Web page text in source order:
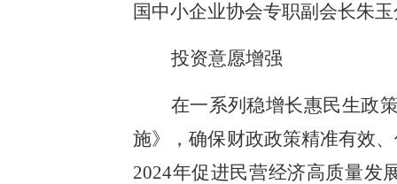
国中小企业协会专职副会长朱
投资意愿增强
在一系列稳增长惠民生政
施》，确保财政政策精准有效
2024年促进民营经济高质量发